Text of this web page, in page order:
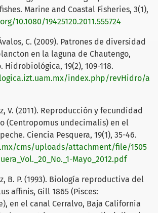
Marine and Coastal Fisheries, 3(1),
10.1080/19425120.2011.555724
C. (2009). Patrones de diversidad
en la laguna de Chautengo,
Hidrobiológica, 19(2), 109-118.
index.php/revHidro/a
V. (2011). Reproducción y fecundidad
(Centropomus undecimalis) en el
Ciencia Pesquera, 19(1), 35-46.
cms/uploads/attachment/file/1505
Mayo_2012.pdf
B. P. (1993). Biología reproductiva del
affinis, Gill 1865 (Pisces:
en el canal Cerralvo, Baja California